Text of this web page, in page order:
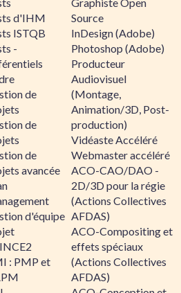
d'IHM
ISTQB
-
de
de
de
avancée
d'équipe
: PMP et
Source
InDesign (Adobe)
Photoshop (Adobe)
Producteur
Audiovisuel
(Montage,
Animation/3D, Post-
production)
Vidéaste Accéléré
Webmaster accéléré
ACO-CAO/DAO -
2D/3D pour la régie
(Actions Collectives
AFDAS)
ACO-Compositing et
effets spéciaux
(Actions Collectives
AFDAS)